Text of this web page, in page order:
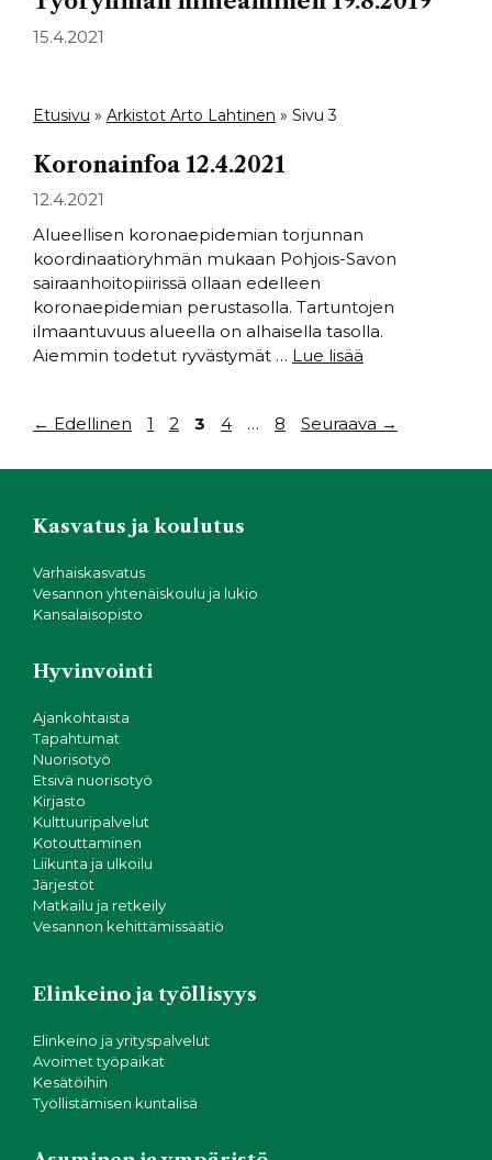
15.4.2021
Etusivu » Arkistot Arto Lahtinen » Sivu 3
Koronainfoa 12.4.2021
12.4.2021
Alueellisen koronaepidemian torjunnan
koordinaatioryhmän mukaan Pohjois-Savon
sairaanhoitopiirissä ollaan edelleen
koronaepidemian perustasolla. Tartuntojen
ilmaantuvuus alueella on alhaisella tasolla.
Aiemmin todetut ryvästymät … Lue lisää
← Edellinen Sivu
1 Sivu
2 Sivu
3 Sivu
4 … Sivu
8 Seuraava →
Kasvatus ja koulutus
Varhaiskasvatus
Vesannon yhtenäiskoulu ja lukio
Kansalaisopisto
Hyvinvointi
Ajankohtaista
Tapahtumat
Nuorisotyö
Etsivä nuorisotyö
Kirjasto
Kulttuuripalvelut
Kotouttaminen
Liikunta ja ulkoilu
Järjestöt
Matkailu ja retkeily
Vesannon kehittämissäätiö
Elinkeino ja työllisyys
Elinkeino ja yrityspalvelut
Avoimet työpaikat
Kesätöihin
Työllistämisen kuntalisä